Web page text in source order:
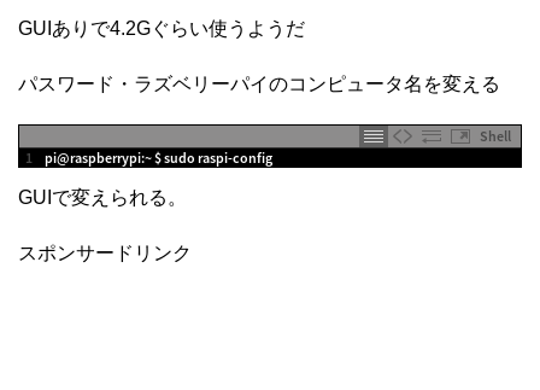
GUIありで4.2Gぐらい使うようだ
パスワード・ラズベリーパイのコンピュータ名を変える
Shell
1
pi@raspberrypi:~$sudo raspi-config
GUIで変えられる。
スポンサードリンク